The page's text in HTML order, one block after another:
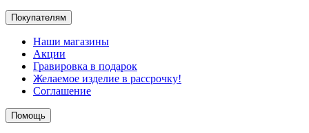
Покупателям
Наши магазины
Акции
Гравировка в подарок
Желаемое изделие в рассрочку!
Соглашение
Помощь